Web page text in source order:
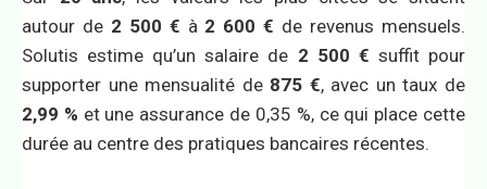
autour de 2 500 € à 2 600 € de revenus mensuels.
Solutis estime qu’un salaire de 2 500 € suffit pour
supporter une mensualité de 875 €, avec un taux de
2,99 % et une assurance de 0,35 %, ce qui place cette
durée au centre des pratiques bancaires récentes.